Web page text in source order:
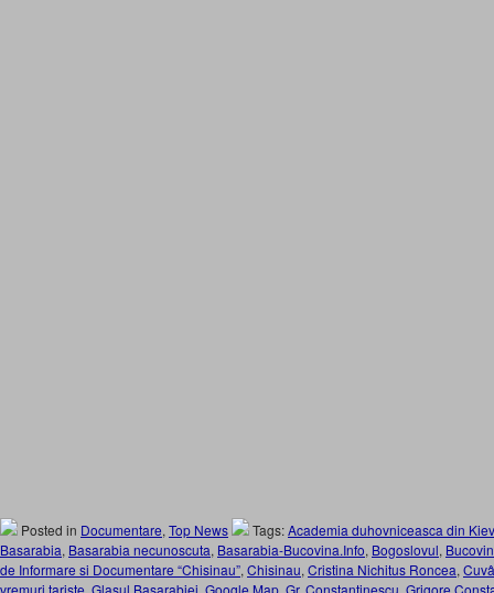
Posted in Documentare, Top News Tags:Academia duhovniceasca din Kiev
Basarabia, Basarabia necunoscuta, Basarabia-Bucovina.Info, Bogoslovul,
de Informare si Documentare “Chisinau”, Chisinau, Cristina Nichitus Roncea,
vremuri tariste, Glasul Basarabiei, Google Map, Gr. Constantinescu, Grigore